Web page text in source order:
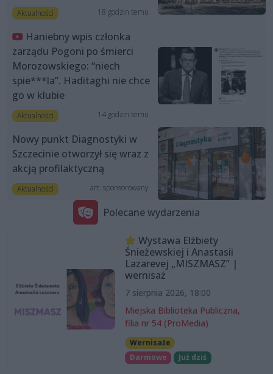
Aktualności 18 godzin temu
Haniebny wpis członka
zarządu Pogoni po śmierci
Morozowskiego: “niech
spie***la”. Haditaghi nie chce
go w klubie
Aktualności 14 godzin temu
Nowy punkt Diagnostyki w
Szczecinie otworzył się wraz z
akcją profilaktyczną
Aktualności art. sponsorowany
Polecane wydarzenia
Wystawa Elżbiety
Śnieżewskiej i Anastasii
Lazarevej „MISZMASZ” |
wernisaż
7 sierpnia 2026, 18:00
Miejska Biblioteka Publiczna,
filia nr 54 (ProMedia)
Wernisaże
Darmowe
Już dziś